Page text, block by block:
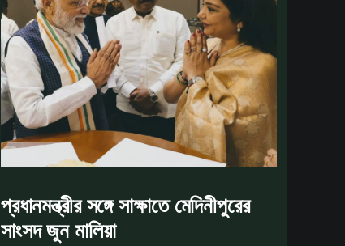
প্রধানমন্ত্রীর সঙ্গে সাক্ষাতে মেদিনীপুরের
সাংসদ জুন মালিয়া